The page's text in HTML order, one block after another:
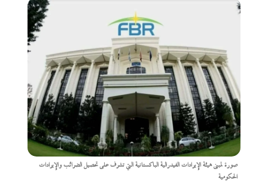
صورة لمبنى هيئة الإيرادات الفيدرالية الباكستانية التي تشرف على تحصيل الضرائب والإيرادات
الحكومية